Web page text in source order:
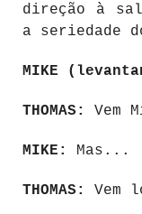
direção à
a seriedade
MIKE
THOMAS: Vem
MIKE: Mas...
THOMAS: Vem